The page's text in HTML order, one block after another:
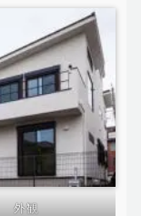
外観